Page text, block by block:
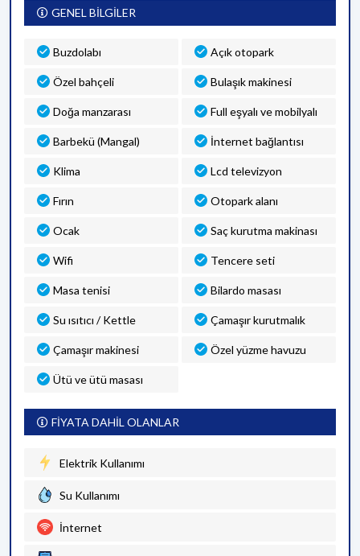
GENEL BİLGİLER
Buzdolabı Açık otopark
Özel bahçeli Bulaşık makinesi
Doğa manzarası Full eşyalı ve mobilyalı
Barbekü (Mangal) İnternet bağlantısı
Klima Lcd televizyon
Fırın Otopark alanı
Ocak Saç kurutma makinası
Wifi Tencere seti
Masa tenisi Bilardo masası
Su ısıtıcı / Kettle Çamaşır kurutmalık
Çamaşır makinesi Özel yüzme havuzu
Ütü ve ütü masası
FİYATA DAHİL OLANLAR
Elektrik Kullanımı
Su Kullanımı
İnternet